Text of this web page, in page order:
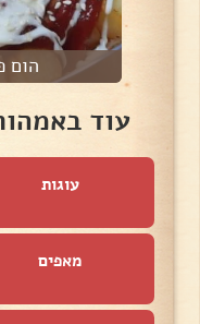
הום
עוד
עוגות
מאפים